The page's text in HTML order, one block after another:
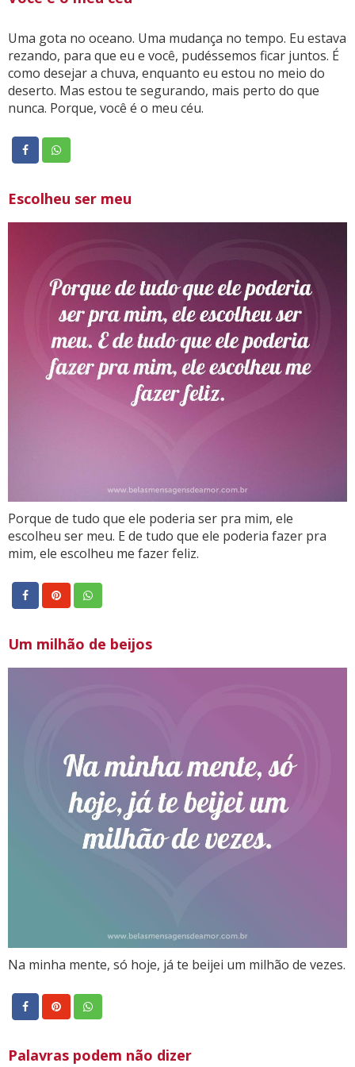
Uma gota no oceano. Uma mudança no tempo. Eu estava
rezando, para que eu e você, pudéssemos ficar juntos. É
como desejar a chuva, enquanto eu estou no meio do
deserto. Mas estou te segurando, mais perto do que
nunca. Porque, você é o meu céu.
Escolheu ser meu
Porque de tudo que ele poderia ser pra mim, ele
escolheu ser meu. E de tudo que ele poderia fazer pra
mim, ele escolheu me fazer feliz.
Um milhão de beijos
Na minha mente, só hoje, já te beijei um milhão de vezes.
Palavras podem não dizer